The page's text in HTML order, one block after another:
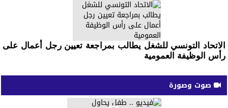
الاتحاد التونسي للشغل يطالب بمراجعة تعيين رجل أعمال على
رأس الوظيفة العمومية
صوت وصورة